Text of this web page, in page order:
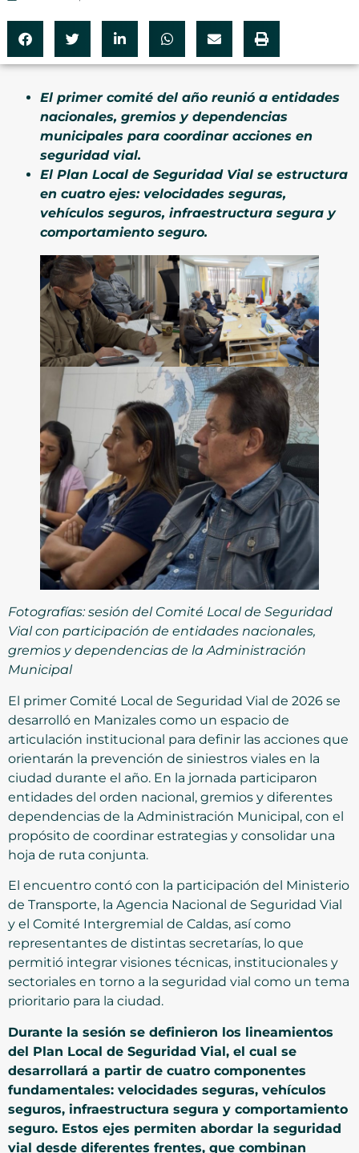
El primer comité del año reunió a entidades
nacionales, gremios y dependencias
municipales para coordinar acciones en
seguridad vial.
El Plan Local de Seguridad Vial se estructura
en cuatro ejes: velocidades seguras,
vehículos seguros, infraestructura segura y
comportamiento seguro.
Fotografías: sesión del Comité Local de Seguridad
Vial con participación de entidades nacionales,
gremios y dependencias de la Administración
Municipal
El primer Comité Local de Seguridad Vial de 2026 se
desarrolló en Manizales como un espacio de
articulación institucional para definir las acciones que
orientarán la prevención de siniestros viales en la
ciudad durante el año. En la jornada participaron
entidades del orden nacional, gremios y diferentes
dependencias de la Administración Municipal, con el
propósito de coordinar estrategias y consolidar una
hoja de ruta conjunta.
El encuentro contó con la participación del Ministerio
de Transporte, la Agencia Nacional de Seguridad Vial
y el Comité Intergremial de Caldas, así como
representantes de distintas secretarías, lo que
permitió integrar visiones técnicas, institucionales y
sectoriales en torno a la seguridad vial como un tema
prioritario para la ciudad.
Durante la sesión se definieron los lineamientos
del Plan Local de Seguridad Vial, el cual se
desarrollará a partir de cuatro componentes
fundamentales: velocidades seguras, vehículos
seguros, infraestructura segura y comportamiento
seguro. Estos ejes permiten abordar la seguridad
vial desde diferentes frentes, que combinan